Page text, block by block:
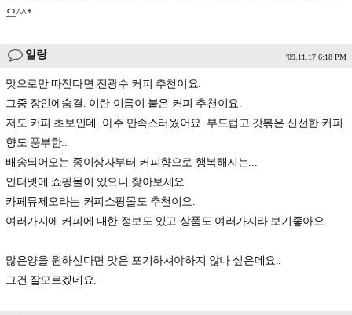
요^^*
일랑 '09.11.17 6:18 PM
맛으로만 따진다면 전광수 커피 추천이요.
그중 장인에숨결. 이란 이름이 붙은 커피 추천이요.
저도 커피 초보인데..아주 만족스러웠어요. 부드럽고 갓볶은 신선한 커피
향도 풍부한..
배송되어오는 종이상자부터 커피향으로 행복해지는...
인터넷에 쇼핑몰이 있으니 찾아보세요.
카페뮤제오라는 커피쇼핑몰도 추천이요.
여러가지에 커피에 대한 정보도 있고 상품도 여러가지라 보기좋아요
많은양을 원하신다면 맛은 포기하셔야하지 않나 싶은데요..
그건 잘모르겠네요.